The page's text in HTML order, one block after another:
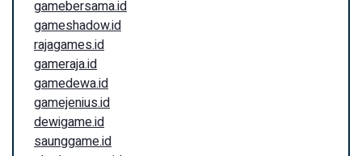
gamebersama.id
gameshadow.id
rajagames.id
gameraja.id
gamedewa.id
gamejenius.id
dewigame.id
saunggame.id